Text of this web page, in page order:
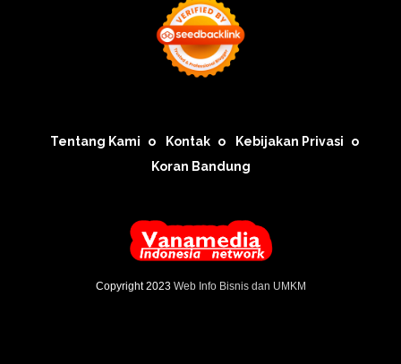
Tentang Kami Kontak
Kebijakan Privasi
Koran Bandung
Copyright 2023 Web Info Bisnis dan UMKM